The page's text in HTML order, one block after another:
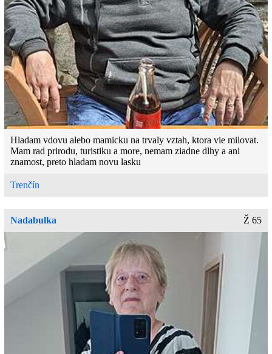
Hladam vdovu alebo mamicku na trvaly vztah, ktora vie milovat.
Mam rad prirodu, turistiku a more, nemam ziadne dlhy a ani
znamost, preto hladam novu lasku
Trenčín
Nadabulka Ž 65